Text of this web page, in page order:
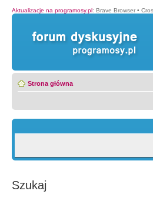
Aktualizacje na programosy.pl: Brave Browser •
Strona główna
Szukaj